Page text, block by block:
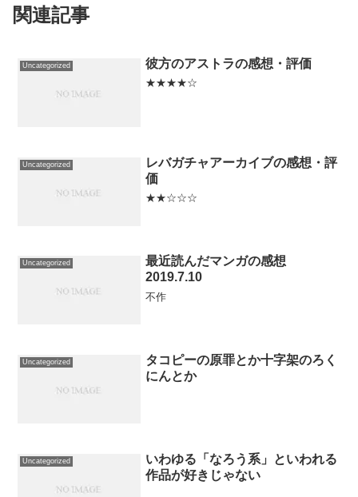
関連記事
Uncategorized 彼方のアストラの感想・評価
★★★★☆
Uncategorized
レバガチャアーカイブの感想・評
価
★★☆☆☆
Uncategorized
最近読んだマンガの感想
2019.7.10
不作
Uncategorized
タコピーの原罪とか十字架のろく
にんとか
Uncategorized
いわゆる「なろう系」といわれる
作品が好きじゃない